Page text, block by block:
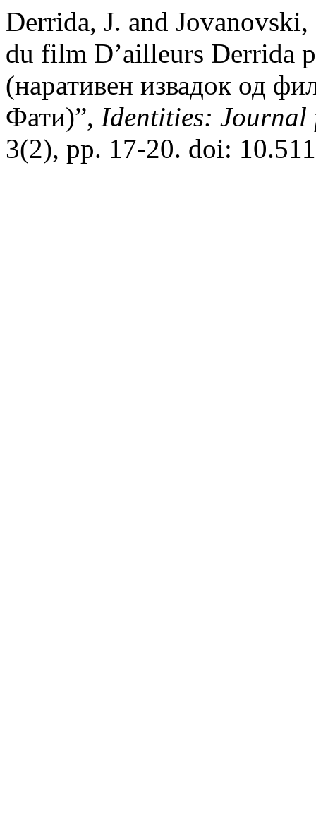
Derrida, J. and
du film D’ailleurs Derrida
(наративен извадок од
Фати)”, Identities: Journal
3(2), pp. 17-20. doi: